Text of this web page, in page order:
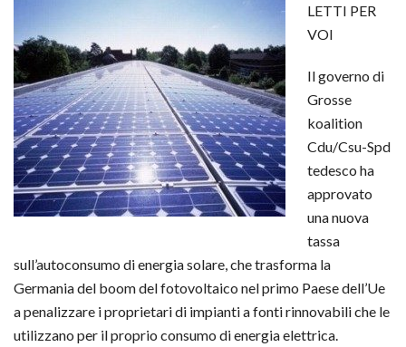
LETTI PER
VOI
Il governo di
Grosse
koalition
Cdu/Csu-Spd
tedesco ha
approvato
una nuova
tassa
sull’autoconsumo di energia solare, che trasforma la
Germania del boom del fotovoltaico nel primo Paese dell’Ue
a penalizzare i proprietari di impianti a fonti rinnovabili che le
utilizzano per il proprio consumo di energia elettrica.